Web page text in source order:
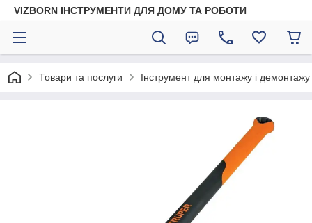
VIZBORN ІНСТРУМЕНТИ ДЛЯ ДОМУ ТА РОБОТИ
Товари та послуги Інструмент для монтажу і демонтажу